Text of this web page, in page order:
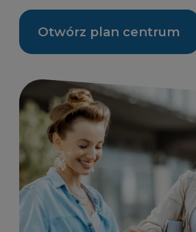
Otwórz plan centrum